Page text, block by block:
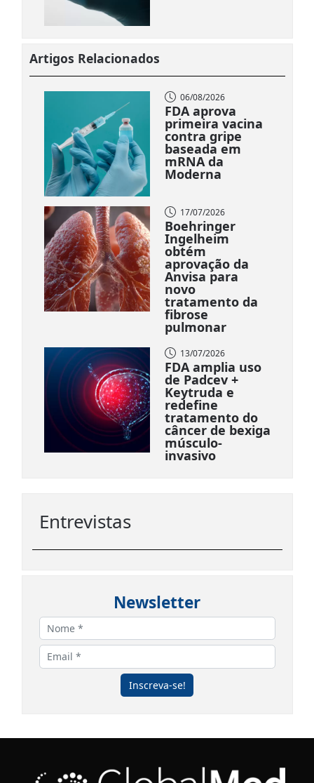
Artigos Relacionados
06/08/2026
FDA aprova
primeira vacina
contra gripe
baseada em
mRNA da
Moderna
17/07/2026
Boehringer
Ingelheim
obtém
aprovação da
Anvisa para
novo
tratamento da
fibrose
pulmonar
13/07/2026
FDA amplia uso
de Padcev +
Keytruda e
redefine
tratamento do
câncer de bexiga
músculo-
invasivo
Entrevistas
Newsletter
Inscreva-se!